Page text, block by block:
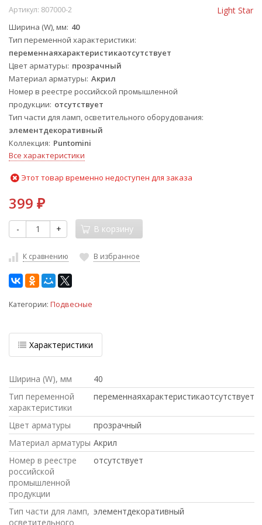
Light Star
Артикул: 807000-2
Ширина (W), мм 40
Тип переменной характеристики
переменнаяхарактеристикаотсутствует
Цвет арматуры прозрачный
Материал арматуры Акрил
Номер в реестре российской промышленной
продукции отсутствует
Тип части для ламп, осветительного оборудования
элементдекоративный
Коллекция Puntomini
Все характеристики
Этот товар временно недоступен для заказа
399 ₽
- + В корзину
К сравнению В избранное
Категории: Подвесные
Характеристики
Ширина (W), мм
40
Тип переменной
характеристики
переменнаяхарактеристикаотсутствует
Цвет арматуры
прозрачный
Материал арматуры Акрил
Номер в реестре
российской
промышленной
продукции
отсутствует
Тип части для ламп,
осветительного
элементдекоративный